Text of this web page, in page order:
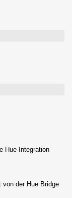
Hue-Integration
von der Hue Bridge